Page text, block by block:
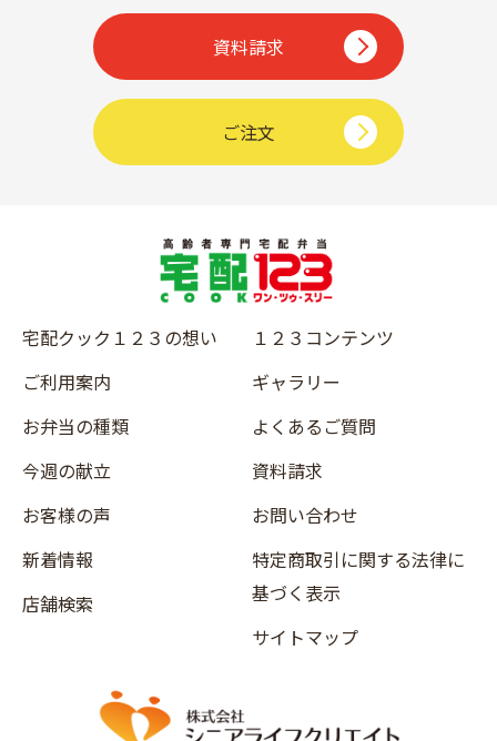
資料請求
ご注文
宅配クック１２３の想い
ご利用案内
お弁当の種類
今週の献立
お客様の声
新着情報
店舗検索
１２３コンテンツ
ギャラリー
よくあるご質問
資料請求
お問い合わせ
特定商取引に関する法律に
基づく表示
サイトマップ